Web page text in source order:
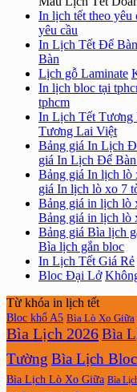
In lịch tết theo yêu
yêu cầu
In Lịch Tết Để Bàn
Bàn
Lịch gỗ Laminate
In lịch bloc tại
tphcm
In Lịch Tết Tương
Tương Lai Việt
Bảng giá In Lịch
giá In Lịch Để
Bảng giá In lịch lò
giá In lịch lò xo 7
Bảng giá in lịch lò
Bảng giá in lịch lò
Bảng giá Bìa lịch
Bìa lịch gắn bloc
In Lịch Tết Giá Rẻ
Bloc Đại Lở
Từ khóa in lịch tết
Bloc khổ A5 Bìa Lò Xo Giữa
Bìa Lịch 2026Bìa
Tường Bìa Lịch
Bìa Lịch Lò Xo Giữa Bìa